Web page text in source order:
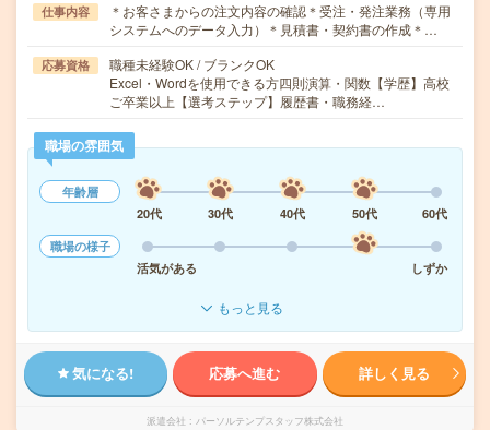
仕事内容
＊お客さまからの注文内容の確認＊受注・発注業務（専用
システムへのデータ入力）＊見積書・契約書の作成＊…
応募資格
職種未経験OK / ブランクOK
Excel・Wordを使用できる方四則演算・関数【学歴】高校
ご卒業以上【選考ステップ】履歴書・職務経…
職場の雰囲気
年齢層
20代
30代 40代 50代
60代
職場の様子
活気がある
しずか
もっと見る
気になる! 応募へ進む 詳しく見る
派遣会社 パーソルテンプスタッフ株式会社